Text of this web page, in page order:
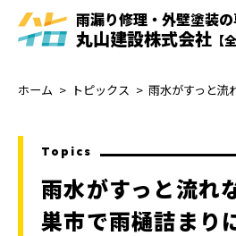
雨漏り修理・外壁塗装の
丸山建設株式会社 【
ホーム トピックス
Topics
雨水がすっと流れ
巣市で雨樋詰まり